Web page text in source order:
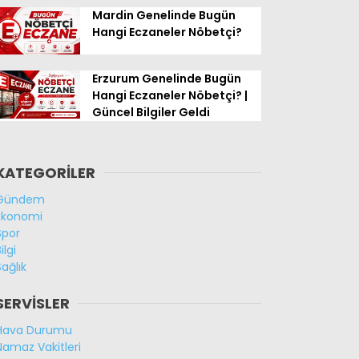
Mardin Genelinde Bugün
Hangi Eczaneler Nöbetçi?
Erzurum Genelinde Bugün
Hangi Eczaneler Nöbetçi? |
Güncel Bilgiler Geldi
Durumu
Vakitleri